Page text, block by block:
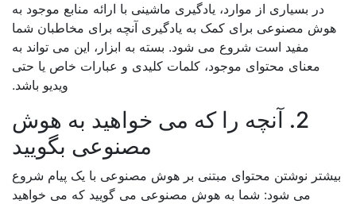
در بسیاری از موارد، یادگیری ماشینی با ارائه منابع موجود به
مصنوعی برای کمک به یادگیری آنچه برای مخاطبان شما
مفید است شروع می شود. بسته به ابزار، این می تواند به
معنای محتوای موجود، کلمات کلیدی و عبارات خاص یا حتی
ویدیو باشد.
2. آنچه را که می خواهید به هوش
مصنوعی بگویید
نوشتن محتوای مبتنی بر هوش مصنوعی با یک پیام شروع
می شود: شما به هوش مصنوعی می گویید که می خواهید